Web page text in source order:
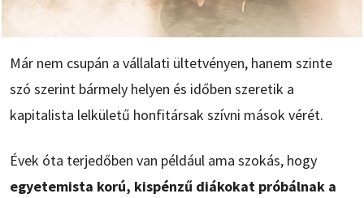
Már nem csupán a vállalati ültetvényen, hanem szinte
szó szerint bármely helyen és időben szeretik a
kapitalista lelkületű honfitársak szívni mások vérét.
Évek óta terjedőben van például ama szokás, hogy
egyetemista korú, kispénzű diákokat próbálnak a